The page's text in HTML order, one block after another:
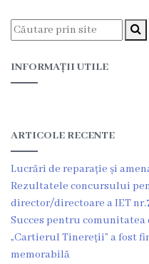
Funcţii
vacante
Secretar
Consilieri
Regulamentul
Consiliului
INFORMAȚII UTILE
ARTICOLE RECENTE
Lucrări de reparație și
Rezultatele concursului
director/directoare a IET
Succes pentru
„Cartierul Tinereții” a fost
memorabilă